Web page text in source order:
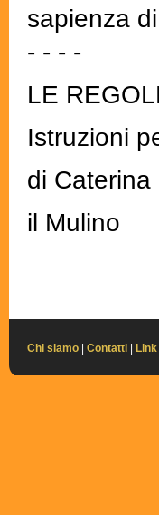
sapienza
- - - -
LE
Istruzioni
di
il Mulino
Chi siamo Contatti Link